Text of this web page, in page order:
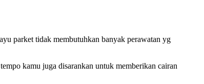
parket tidak membutuhkan banyak perawatan yg
kamu juga disarankan untuk memberikan cairan